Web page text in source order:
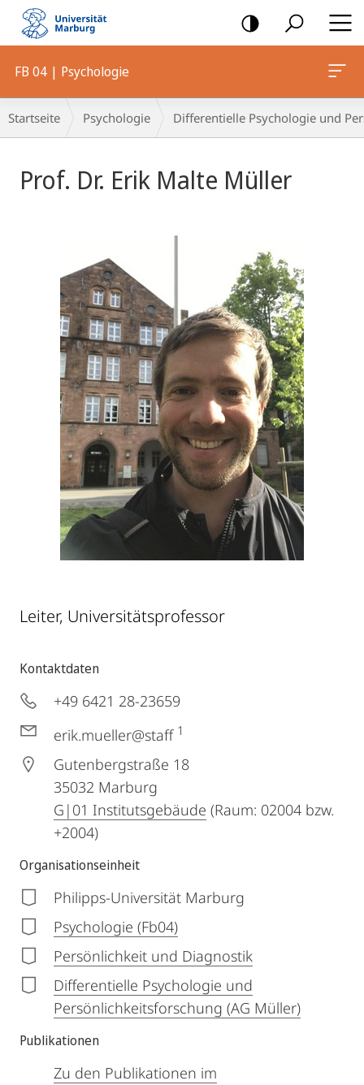
Mobile-
Navigation
FB 04 | Psychologie
Breadcrumb-
Navigation
Startseite Psychologie Differentielle Psychologie und
Prof. Dr. Erik Malte Müller
Leiter, Universitätsprofessor
Kontaktdaten
+49 6421 28-23659
erik.mueller@staff 1
Gutenbergstraße 18
35032 Marburg
G|01 Institutsgebäude (Raum: 02004 bzw.
+2004)
Organisationseinheit
Philipps-Universität Marburg
Psychologie (Fb04)
Persönlichkeit und Diagnostik
Differentielle Psychologie und
Persönlichkeitsforschung (AG Müller)
Publikationen
Zu den Publikationen im